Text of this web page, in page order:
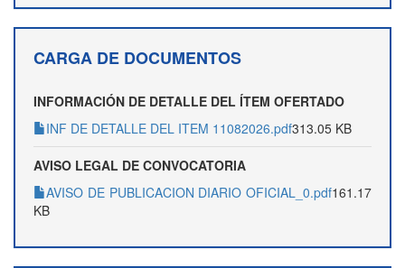
CARGA DE DOCUMENTOS
INFORMACIÓN DE DETALLE DEL ÍTEM OFERTADO
INF DE DETALLE DEL ITEM 11082026.pdf313.05 KB
AVISO LEGAL DE CONVOCATORIA
AVISO DE PUBLICACION DIARIO OFICIAL_0.pdf161.17
KB